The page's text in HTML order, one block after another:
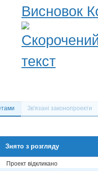
Висновок
Зв'язані законопроекти
Знято з розгляду
Проект відкликано